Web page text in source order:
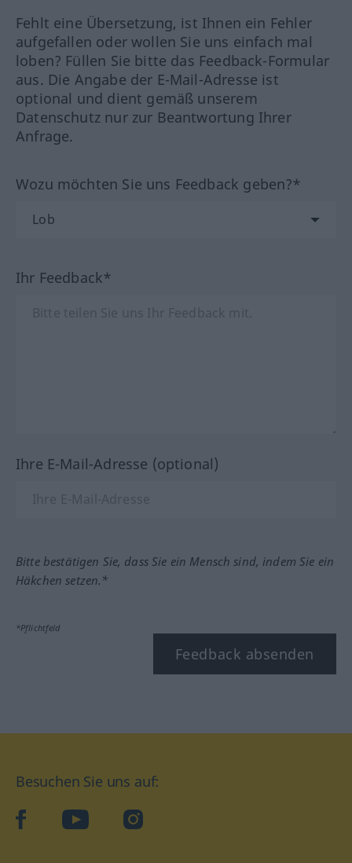
Fehlt eine Übersetzung, ist Ihnen ein Fehler
aufgefallen oder wollen Sie uns einfach mal
loben? Füllen Sie bitte das Feedback-Formular
aus. Die Angabe der E-Mail-Adresse ist
optional und dient gemäß unserem
Datenschutz nur zur Beantwortung Ihrer
Anfrage.
Wozu möchten Sie uns Feedback geben?*
Ihr Feedback*
Ihre E-Mail-Adresse (optional)
Bitte bestätigen Sie, dass Sie ein Mensch sind, indem Sie ein
Häkchen setzen.*
*Pflichtfeld
Feedback absenden
Besuchen Sie uns auf:
facebookYouTube Instagram